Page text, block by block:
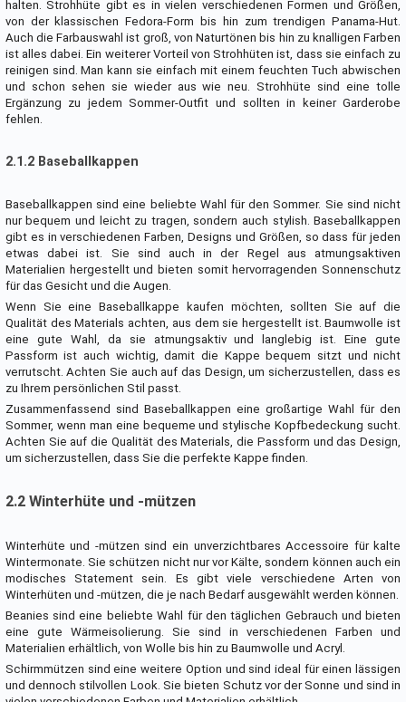
halten. Strohhüte gibt es in vielen verschiedenen Formen und Größen,
von der klassischen Fedora-Form bis hin zum trendigen Panama-Hut.
Auch die Farbauswahl ist groß, von Naturtönen bis hin zu knalligen Farben
ist alles dabei. Ein weiterer Vorteil von Strohhüten ist, dass sie einfach zu
reinigen sind. Man kann sie einfach mit einem feuchten Tuch abwischen
und schon sehen sie wieder aus wie neu. Strohhüte sind eine tolle
Ergänzung zu jedem Sommer-Outfit und sollten in keiner Garderobe
fehlen.
2.1.2 Baseballkappen
Baseballkappen sind eine beliebte Wahl für den Sommer. Sie sind nicht
nur bequem und leicht zu tragen, sondern auch stylish. Baseballkappen
gibt es in verschiedenen Farben, Designs und Größen, so dass für jeden
etwas dabei ist. Sie sind auch in der Regel aus atmungsaktiven
Materialien hergestellt und bieten somit hervorragenden Sonnenschutz
für das Gesicht und die Augen.
Wenn Sie eine Baseballkappe kaufen möchten, sollten Sie auf die
Qualität des Materials achten, aus dem sie hergestellt ist. Baumwolle ist
eine gute Wahl, da sie atmungsaktiv und langlebig ist. Eine gute
Passform ist auch wichtig, damit die Kappe bequem sitzt und nicht
verrutscht. Achten Sie auch auf das Design, um sicherzustellen, dass es
zu Ihrem persönlichen Stil passt.
Zusammenfassend sind Baseballkappen eine großartige Wahl für den
Sommer, wenn man eine bequeme und stylische Kopfbedeckung sucht.
Achten Sie auf die Qualität des Materials, die Passform und das Design,
um sicherzustellen, dass Sie die perfekte Kappe finden.
2.2 Winterhüte und -mützen
Winterhüte und -mützen sind ein unverzichtbares Accessoire für kalte
Wintermonate. Sie schützen nicht nur vor Kälte, sondern können auch ein
modisches Statement sein. Es gibt viele verschiedene Arten von
Winterhüten und -mützen, die je nach Bedarf ausgewählt werden können.
Beanies sind eine beliebte Wahl für den täglichen Gebrauch und bieten
eine gute Wärmeisolierung. Sie sind in verschiedenen Farben und
Materialien erhältlich, von Wolle bis hin zu Baumwolle und Acryl.
Schirmmützen sind eine weitere Option und sind ideal für einen lässigen
und dennoch stilvollen Look. Sie bieten Schutz vor der Sonne und sind in